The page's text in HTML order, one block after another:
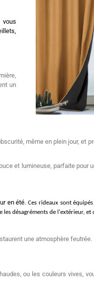
vous
un
même en plein jour, et
et lumineuse, parfaite pour
en été.Ces rideaux sont
désagréments de l'extérieur,
une atmosphère feutrée.
ou les couleurs vives,